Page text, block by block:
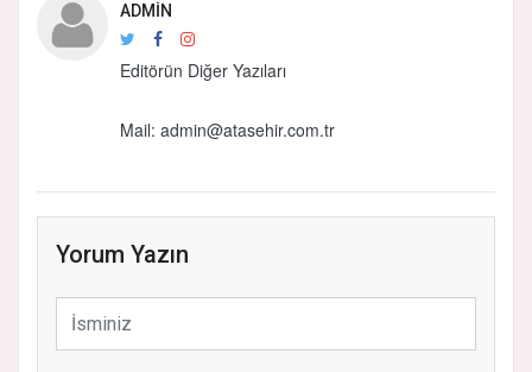
ADMIN
Editörün Diğer Yazıları
Mail: admin@atasehir.com.tr
Yorum Yazın